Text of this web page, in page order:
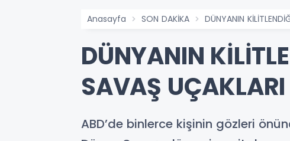
Anasayfa SON DAKİKA DÜNYANIN
DÜNYANIN
SAVAŞ
ABD’de binlerce kişinin gözleri